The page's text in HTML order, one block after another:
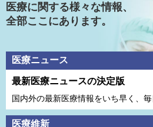
医療に関する様々な情報、
全部ここにあります。
医療ニュース
最新医療ニュースの決定版
国内外の最新医療情報をいち早く、毎
医療維新